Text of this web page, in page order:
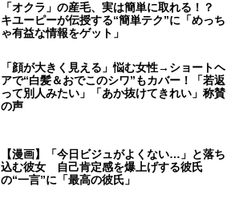
「オクラ」の産毛、実は簡単に取れる！？
キユーピーが伝授する“簡単テク”に「めっち
ゃ有益な情報をゲット」
「顔が大きく見える」悩む女性→ショートヘ
アで“白髪＆おでこのシワ”もカバー！「若返
って別人みたい」「あか抜けてきれい」称賛
の声
【漫画】「今日ビジュがよくない…」と落ち
込む彼女 自己肯定感を爆上げする彼氏
の“一言”に「最高の彼氏」